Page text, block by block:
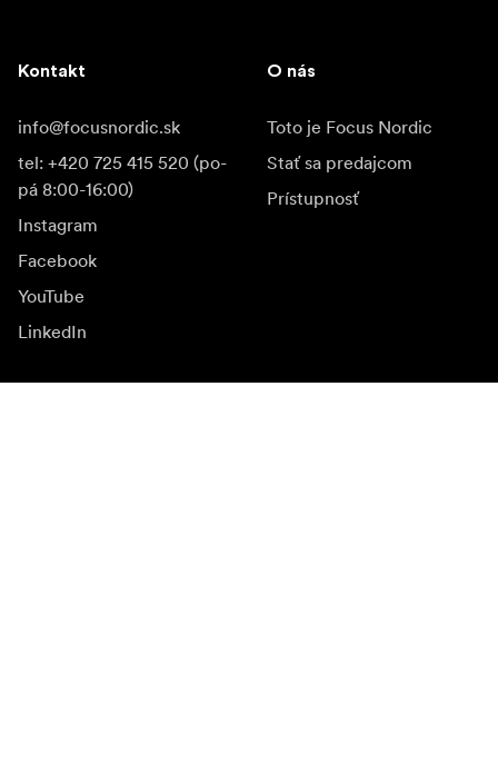
Kontakt
info@focusnordic.sk
tel: +420 725 415 520 (po-
pá 8:00-16:00)
Instagram
Facebook
YouTube
LinkedIn
O nás
Toto je Focus Nordic
Stať sa predajcom
Prístupnosť